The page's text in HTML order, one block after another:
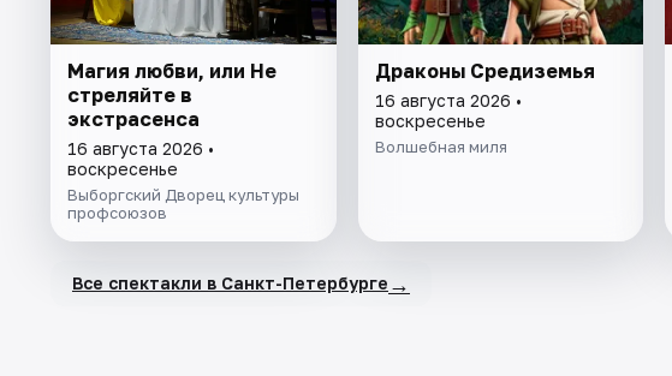
Магия любви, или Не
стреляйте в
экстрасенса
16 августа 2026 •
воскресенье
Выборгский Дворец культуры
профсоюзов
Драконы Средиземья
16 августа 2026 •
воскресенье
Волшебная миля
Все спектакли в Санкт-Петербурге →